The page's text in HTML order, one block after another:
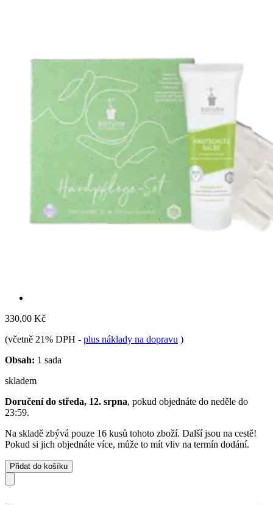
330,00 Kč
(včetně 21% DPH - plus náklady na dopravu )
Obsah: 1 sada
skladem
Doručení do středa, 12. srpna, pokud objednáte do neděle do
23:59.
Na skladě zbývá pouze 16 kusů tohoto zboží. Další jsou na cestě!
Pokud si jich objednáte více, může to mít vliv na termín dodání.
Přidat do košíku